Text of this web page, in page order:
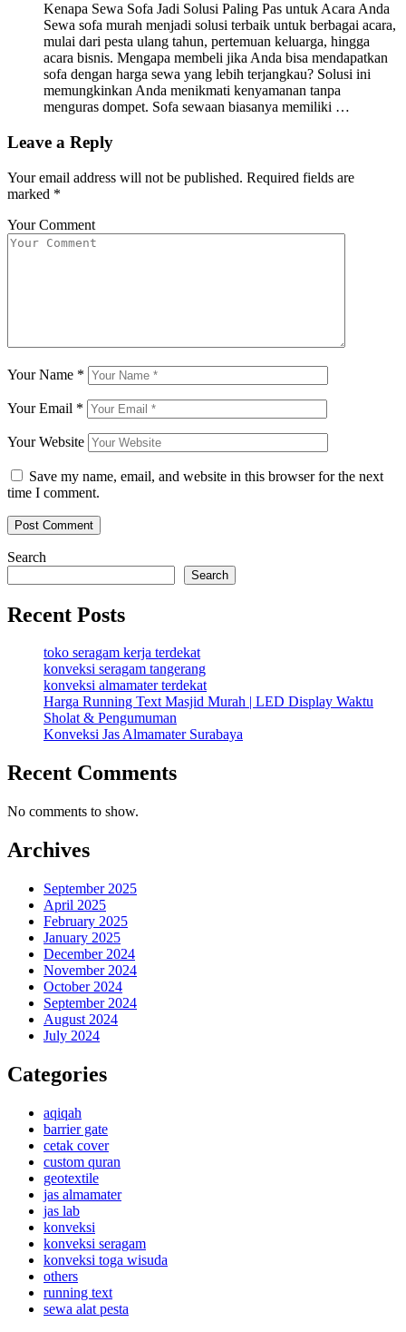
Kenapa Sewa Sofa Jadi Solusi Paling Pas untuk Acara Anda
Sewa sofa murah menjadi solusi terbaik untuk berbagai acara,
mulai dari pesta ulang tahun, pertemuan keluarga, hingga
acara bisnis. Mengapa membeli jika Anda bisa mendapatkan
sofa dengan harga sewa yang lebih terjangkau? Solusi ini
memungkinkan Anda menikmati kenyamanan tanpa
menguras dompet. Sofa sewaan biasanya memiliki …
Leave a Reply
Your email address will not be published. Required fields are
marked *
Your Comment
Your Name *
Your Email *
Your Website
Save my name, email, and website in this browser for the next
time I comment.
Search
Search
Recent Posts
toko seragam kerja terdekat
konveksi seragam tangerang
konveksi almamater terdekat
Harga Running Text Masjid Murah | LED Display Waktu
Sholat & Pengumuman
Konveksi Jas Almamater Surabaya
Recent Comments
No comments to show.
Archives
September 2025
April 2025
February 2025
January 2025
December 2024
November 2024
October 2024
September 2024
August 2024
July 2024
Categories
aqiqah
barrier gate
cetak cover
custom quran
geotextile
jas almamater
jas lab
konveksi
konveksi seragam
konveksi toga wisuda
others
running text
sewa alat pesta